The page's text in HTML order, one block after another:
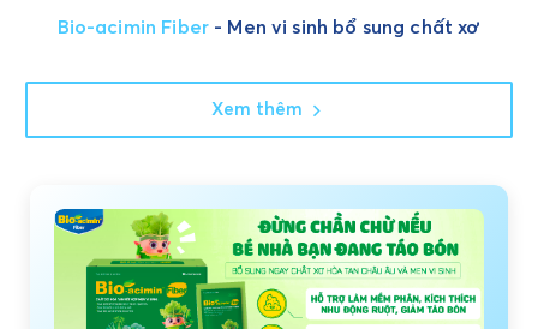
Bio-acimin Fiber- Men vi sinh bổ sung chất xơ
Xem thêm